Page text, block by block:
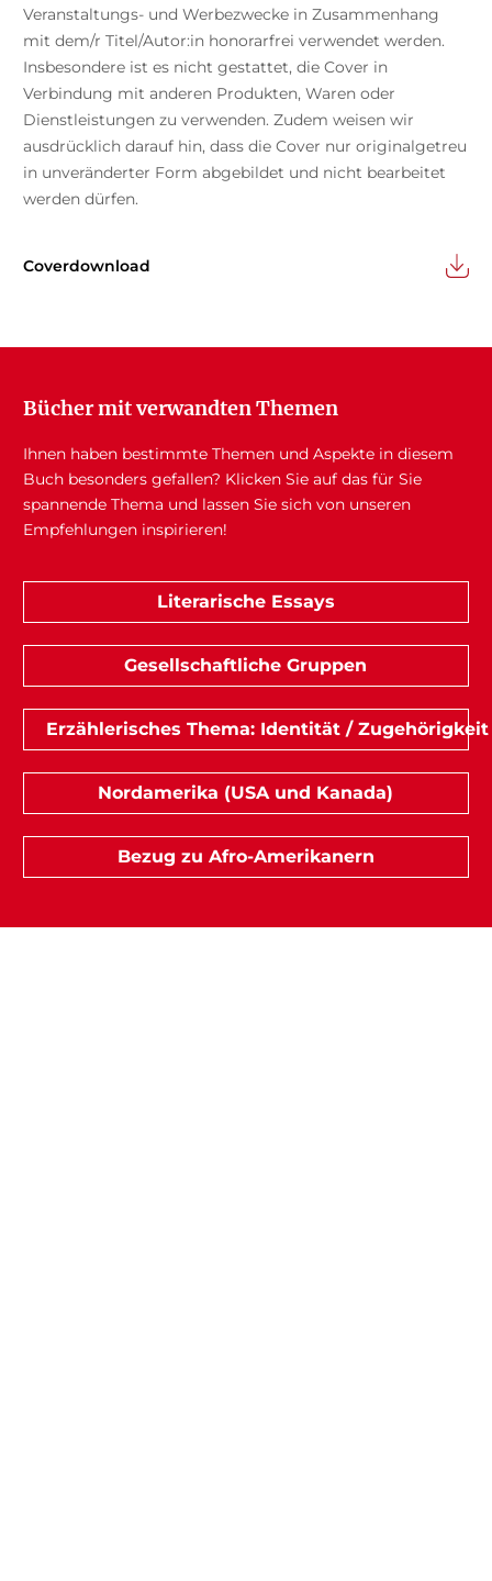
Veranstaltungs- und Werbezwecke in Zusammenhang
mit dem/r Titel/Autor:in honorarfrei verwendet werden.
Insbesondere ist es nicht gestattet, die Cover in
Verbindung mit anderen Produkten, Waren oder
Dienstleistungen zu verwenden. Zudem weisen wir
ausdrücklich darauf hin, dass die Cover nur originalgetreu
in unveränderter Form abgebildet und nicht bearbeitet
werden dürfen.
Coverdownload
Bücher mit verwandten Themen
Ihnen haben bestimmte Themen und Aspekte in diesem
Buch besonders gefallen? Klicken Sie auf das für Sie
spannende Thema und lassen Sie sich von unseren
Empfehlungen inspirieren!
Literarische Essays
Gesellschaftliche Gruppen
Erzählerisches Thema: Identität / Zugehörigkeit
Nordamerika (USA und Kanada)
Bezug zu Afro-Amerikanern